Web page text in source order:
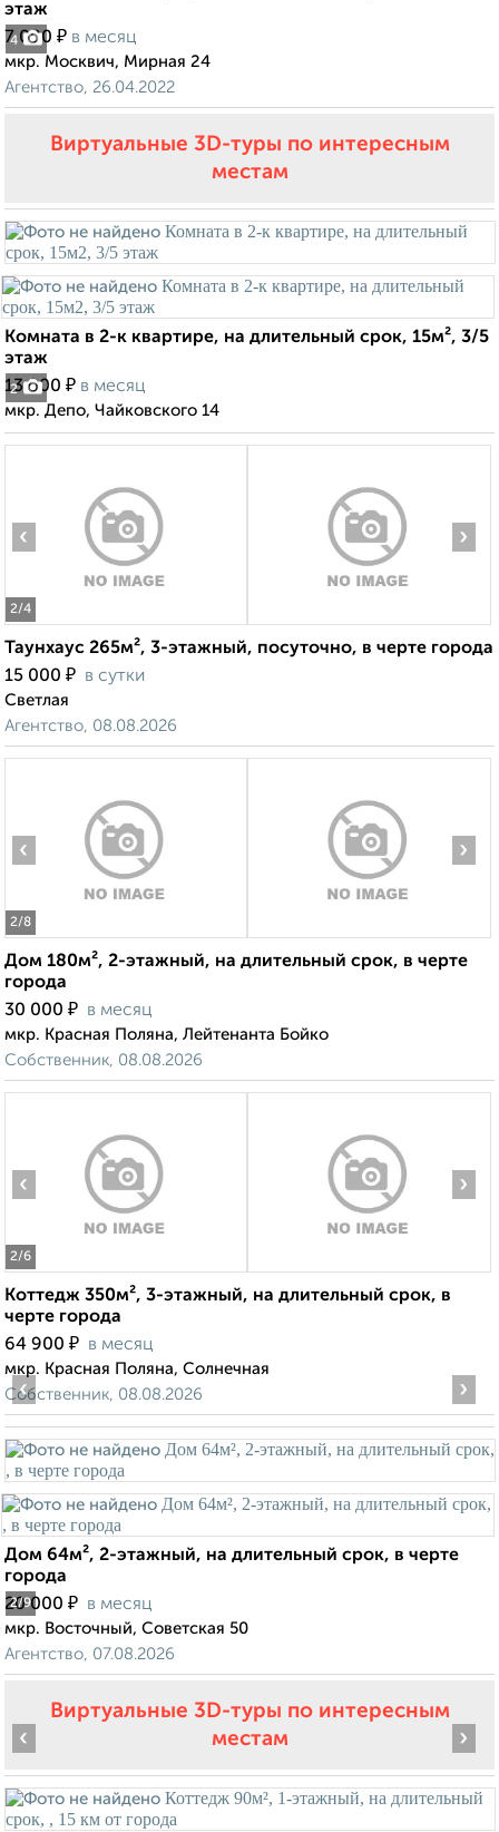
4
этаж
7 000 ₽ в месяц
мкр. Москвич, Мирная 24
Агентство, 26.04.2022
Виртуальные 3D-туры по интересным
местам
2
Комната в 2-к квартире, на длительный срок, 15м², 3/5
этаж
13 000 ₽ в месяц
мкр. Депо, Чайковского 14
2/4
‹ ›
Таунхаус 265м², 3-этажный, посуточно, в черте города
15 000 ₽ в сутки
Светлая
Агентство, 08.08.2026
2/8
‹ ›
Дом 180м², 2-этажный, на длительный срок, в черте
города
30 000 ₽ в месяц
мкр. Красная Поляна, Лейтенанта Бойко
Собственник, 08.08.2026
2/6
‹ ›
Коттедж 350м², 3-этажный, на длительный срок, в
черте города
64 900 ₽ в месяц
мкр. Красная Поляна, Солнечная
Собственник, 08.08.2026
2/9
‹ ›
Дом 64м², 2-этажный, на длительный срок, в черте
города
20 000 ₽ в месяц
мкр. Восточный, Советская 50
Агентство, 07.08.2026
Виртуальные 3D-туры по интересным
местам
‹ ›